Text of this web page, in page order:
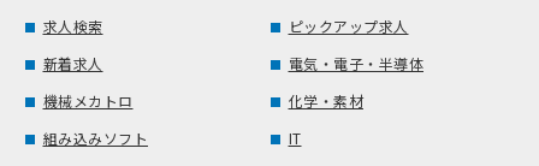
求人検索
ピックアップ求人
新着求人
電気・電子・半導体
機械メカトロ
化学・素材
組み込みソフト
IT